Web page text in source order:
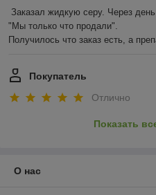
Заказал жидкую серу. Через
"Мы только что продали".
Получилось что заказ есть, а
Покупатель
Отлично
Показать
О нас